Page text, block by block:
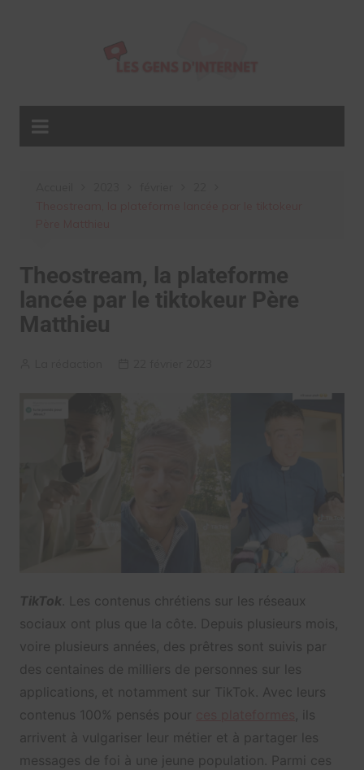
Theostream, la plateforme
lancée par le tiktokeur Père
Matthieu
TikTok . Les contenus chrétiens sur les réseaux
sociaux ont plus que la côte. Depuis plusieurs mois,
voire plusieurs années, des prêtres sont suivis par
des centaines de milliers de personnes sur les
applications, et notamment sur TikTok. Avec leurs
contenus 100% pensés pour
, ils
arrivent à vulgariser leur métier et à partager les
messages de foi à une jeune population. Parmi ces